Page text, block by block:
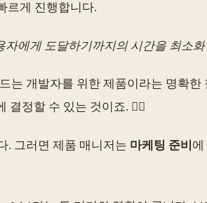
르게 진행합니다.
에게 도달하기까지의 시간을 최소
는 개발자를 위한 제품이라는 명확
정할 수 있는 것이죠. 🙅‍♀️
. 그러면 제품 매니저는 마케팅 준비 에